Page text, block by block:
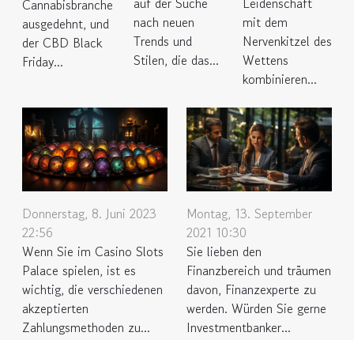
Cannabisbranche
ausgedehnt, und
der CBD Black
Friday...
nach neuen
Trends und
Stilen, die das...
mit dem
Nervenkitzel des
Wettens
kombinieren...
Donnerstag, 8. Juni 2023
22:56
Wenn Sie im Casino Slots
Palace spielen, ist es
wichtig, die verschiedenen
akzeptierten
Zahlungsmethoden zu...
Montag, 13. September
2021 10:30
Sie lieben den
Finanzbereich und träumen
davon, Finanzexperte zu
werden. Würden Sie gerne
Investmentbanker...